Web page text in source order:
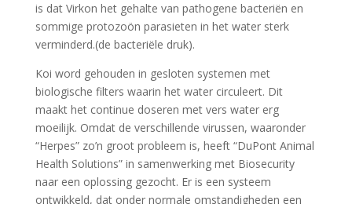
is dat Virkon het gehalte van pathogene bacteriën en
sommige protozoön parasieten in het water sterk
verminderd.(de bacteriële druk).
Koi word gehouden in gesloten systemen met
biologische filters waarin het water circuleert. Dit
maakt het continue doseren met vers water erg
moeilijk. Omdat de verschillende virussen, waaronder
“Herpes” zo’n groot probleem is, heeft “DuPont Animal
Health Solutions” in samenwerking met Biosecurity
naar een oplossing gezocht. Er is een systeem
ontwikkeld, dat onder normale omstandigheden een